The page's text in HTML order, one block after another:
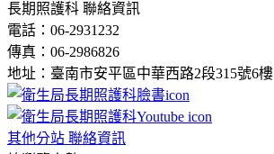
長期照護科 聯絡資訊
電話：06-2931232
傳真：06-2986826
地址：臺南市安平區中華西路2段315號6樓
其他分站 聯絡資訊